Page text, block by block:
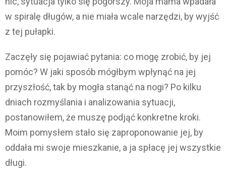
w spiralę długów, a nie miała wcale narzędzi, by wyjść
z tej pułapki.
Zaczęły się pojawiać pytania: co mogę zrobić, by jej
pomóc? W jaki sposób mógłbym wpłynąć na jej
przyszłość, tak by mogła stanąć na nogi? Po kilku
dniach rozmyślania i analizowania sytuacji,
postanowiłem, że muszę podjąć konkretne kroki.
Moim pomysłem stało się zaproponowanie jej, by
oddała mi swoje mieszkanie, a ja spłacę jej wszystkie
długi.